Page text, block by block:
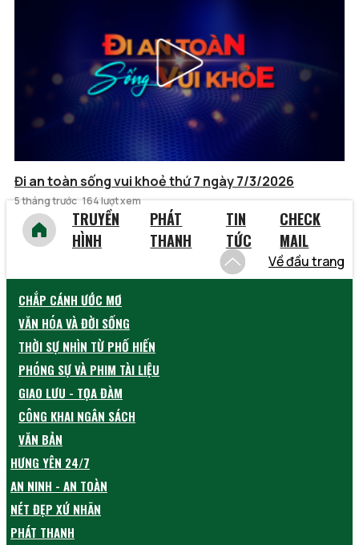
Đi an toàn sống vui khoẻ thứ 7 ngày 7/3/2026
5 tháng trước 164 lượt xem
TRUYỀN
HÌNH
PHÁT
THANH
TIN
TỨC
CHECK
MAIL
Về đầu trang
CHẮP CÁNH ƯỚC MƠ
VĂN HÓA VÀ ĐỜI SỐNG
THỜI SỰ NHÌN TỪ PHỐ HIẾN
PHÓNG SỰ VÀ PHIM TÀI LIỆU
GIAO LƯU - TỌA ĐÀM
CÔNG KHAI NGÂN SÁCH
VĂN BẢN
HƯNG YÊN 24/7
AN NINH - AN TOÀN
NÉT ĐẸP XỨ NHÃN
PHÁT THANH